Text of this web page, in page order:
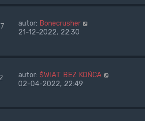
autor: Bonecrusher
21-12-2022, 22:30
autor: ŚWIAT BEZ KOŃCA
02-04-2022, 22:49